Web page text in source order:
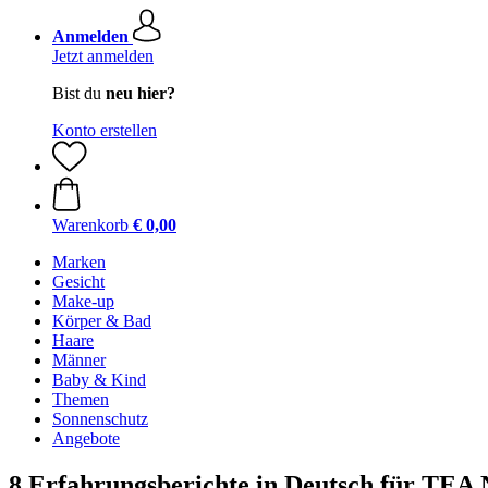
Anmelden
Jetzt anmelden
Bist du neu hier?
Konto erstellen
Warenkorb € 0,00
Marken
Gesicht
Make-up
Körper & Bad
Haare
Männer
Baby & Kind
Themen
Sonnenschutz
Angebote